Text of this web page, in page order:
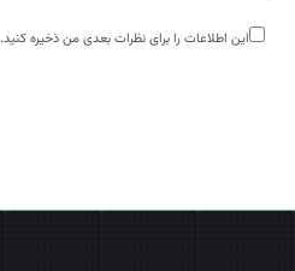
این اطلاعات را برای نظرات بعدی من ذخیره کنید.